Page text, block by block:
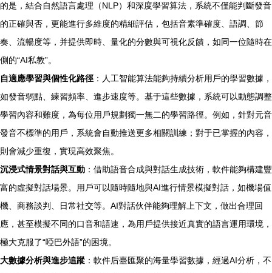
的是，結合自然語言處理（NLP）和深度學習算法，系統不僅能判斷發音
的正確與否，更能進行多維度的精細評估，包括音素準確度、語調、節
奏、流暢度等，并提供即時、量化的分數與可視化反饋，如同一位隨時在
側的“AI私教”。
自適應學習與個性化路徑 ：人工智能算法能夠持續分析用戶的學習數據，
如發音弱點、練習頻率、進步速度等。基于這些數據，系統可以動態調整
學習內容和難度，為每位用戶規劃獨一無二的學習路徑。例如，針對元音
發音不標準的用戶，系統會自動推送更多相關訓練；對于已掌握的內容，
則會減少重復，實現高效聚焦。
沉浸式情景對話與互動 ：借助語音合成與對話生成技術，軟件能夠構建豐
富的虛擬對話場景。用戶可以隨時隨地與AI進行情景模擬對話，如機場值
機、商務談判、日常社交等。AI對話伙伴能夠理解上下文，做出合理回
應，甚至模擬不同的口音和語速，為用戶提供接近真實的語言運用環境，
極大克服了“啞巴外語”的困境。
大數據分析與進步追蹤 ：軟件后臺匯聚的海量學習數據，經過AI分析，不